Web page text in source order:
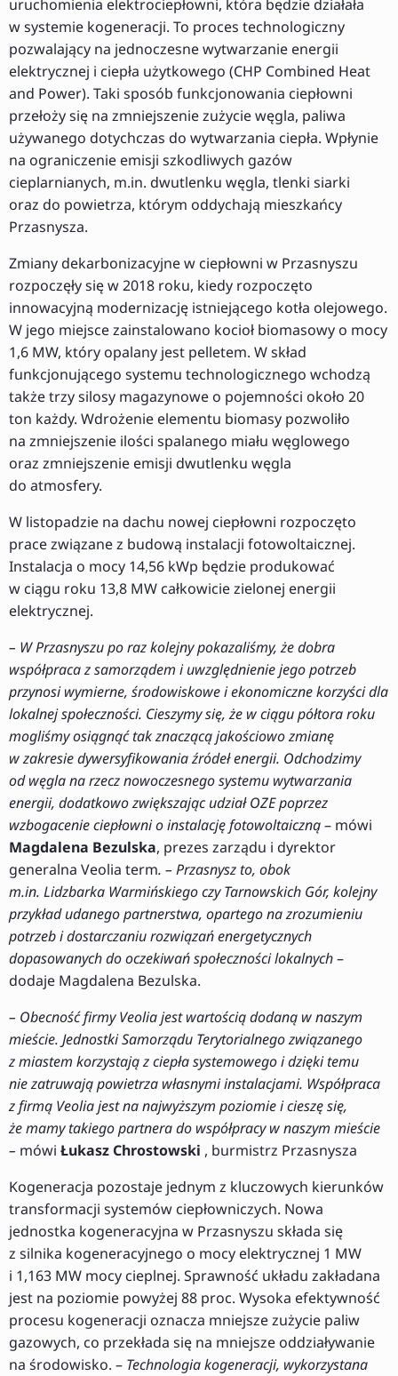
uruchomienia elektrociepłowni, która będzie działała
w systemie kogeneracji. To proces technologiczny
pozwalający na jednoczesne wytwarzanie energii
elektrycznej i ciepła użytkowego (CHP Combined Heat
and Power). Taki sposób funkcjonowania ciepłowni
przełoży się na zmniejszenie zużycie węgla, paliwa
używanego dotychczas do wytwarzania ciepła. Wpłynie
na ograniczenie emisji szkodliwych gazów
cieplarnianych, m.in. dwutlenku węgla, tlenki siarki
oraz do powietrza, którym oddychają mieszkańcy
Przasnysza.
Zmiany dekarbonizacyjne w ciepłowni w Przasnyszu
rozpoczęły się w 2018 roku, kiedy rozpoczęto
innowacyjną modernizację istniejącego kotła olejowego.
W jego miejsce zainstalowano kocioł biomasowy o mocy
1,6 MW, który opalany jest pelletem. W skład
funkcjonującego systemu technologicznego wchodzą
także trzy silosy magazynowe o pojemności około 20
ton każdy. Wdrożenie elementu biomasy pozwoliło
na zmniejszenie ilości spalanego miału węglowego
oraz zmniejszenie emisji dwutlenku węgla
do atmosfery.
W listopadzie na dachu nowej ciepłowni rozpoczęto
prace związane z budową instalacji fotowoltaicznej.
Instalacja o mocy 14,56 kWp będzie produkować
w ciągu roku 13,8 MW całkowicie zielonej energii
elektrycznej.
– W Przasnyszu po raz kolejny pokazaliśmy, że dobra
współpraca z samorządem i uwzględnienie jego potrzeb
przynosi wymierne, środowiskowe i ekonomiczne korzyści dla
lokalnej społeczności. Cieszymy się, że w ciągu półtora roku
mogliśmy osiągnąć tak znaczącą jakościowo zmianę
w zakresie dywersyfikowania źródeł energii. Odchodzimy
od węgla na rzecz nowoczesnego systemu wytwarzania
energii, dodatkowo zwiększając udział OZE poprzez
wzbogacenie ciepłowni o instalację fotowoltaiczną– mówi
Magdalena Bezulska, prezes zarządu i dyrektor
generalna Veolia term. – Przasnysz to, obok
m.in. Lidzbarka Warmińskiego czy Tarnowskich Gór, kolejny
przykład udanego partnerstwa, opartego na zrozumieniu
potrzeb i dostarczaniu rozwiązań energetycznych
dopasowanych do oczekiwań społeczności lokalnych–
dodaje Magdalena Bezulska.
– Obecność firmy Veolia jest wartością dodaną w naszym
mieście. Jednostki Samorządu Terytorialnego związanego
z miastem korzystają z ciepła systemowego i dzięki temu
nie zatruwają powietrza własnymi instalacjami. Współpraca
z firmą Veolia jest na najwyższym poziomie i cieszę się,
że mamy takiego partnera do współpracy w naszym mieście
– mówi Łukasz Chrostowski , burmistrz Przasnysza
Kogeneracja pozostaje jednym z kluczowych kierunków
transformacji systemów ciepłowniczych. Nowa
jednostka kogeneracyjna w Przasnyszu składa się
z silnika kogeneracyjnego o mocy elektrycznej 1 MW
i 1,163 MW mocy cieplnej. Sprawność układu zakładana
jest na poziomie powyżej 88 proc. Wysoka efektywność
procesu kogeneracji oznacza mniejsze zużycie paliw
gazowych, co przekłada się na mniejsze oddziaływanie
na środowisko. – Technologia kogeneracji, wykorzystana